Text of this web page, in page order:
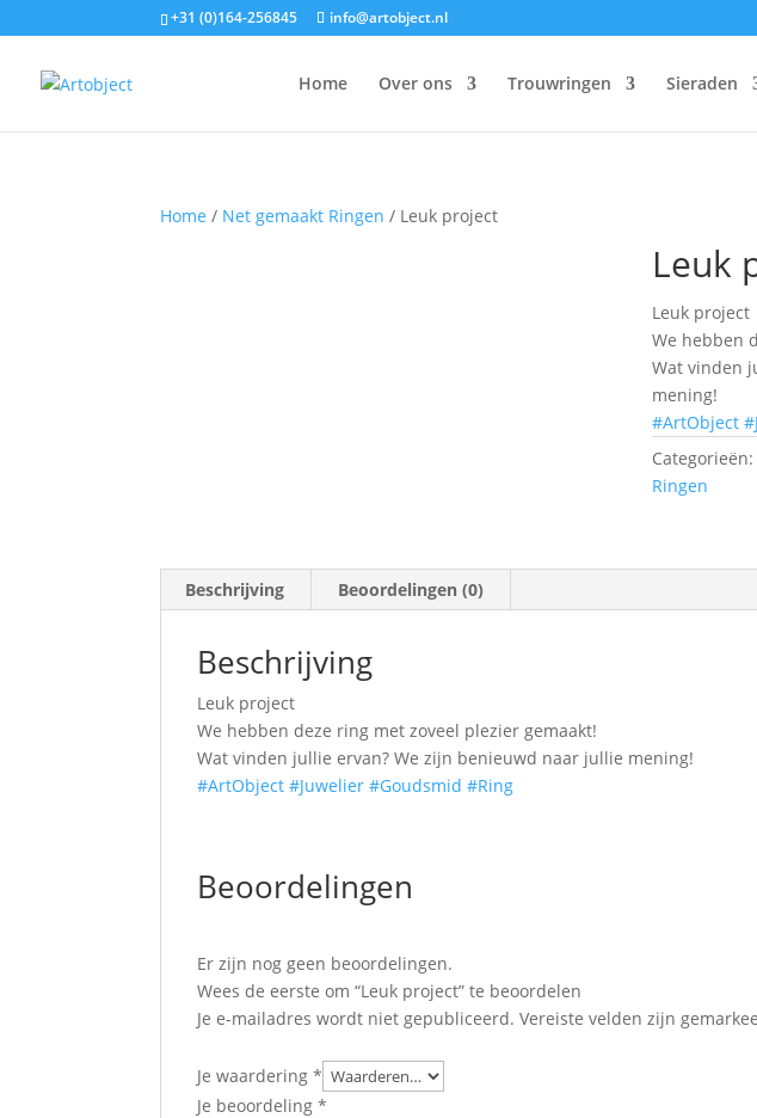
+31 (0)164-256845 info@artobject.nl
Home Over ons Trouwringen Sieraden
Home / Net gemaakt Ringen / Leuk project
Leuk
Leuk project
We hebben
Wat vinden
mening!
#ArtObject
Categorieën:
Ringen
Beschrijving Beoordelingen (0)
Beschrijving
Leuk project
We hebben deze ring met zoveel plezier gemaakt!
Wat vinden jullie ervan? We zijn benieuwd naar jullie mening!
#ArtObject #Juwelier #Goudsmid #Ring
Beoordelingen
Er zijn nog geen beoordelingen.
Wees de eerste om “Leuk project” te beoordelen
Je e-mailadres wordt niet gepubliceerd. Vereiste velden zijn
Je waardering*
Je beoordeling*